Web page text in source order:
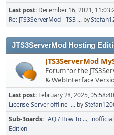
Last post: December 16, 2021,
Re: JTS3ServerMod - TS3 ... by
JTS3ServerMod Hosting
JTS3ServerMod
Forum for the
& WebInterface
Last post: February 28, 2025,
License Server offline -... by
Sub-Boards FAQ / How To ...
Edition